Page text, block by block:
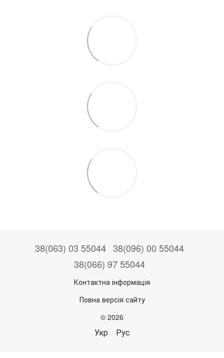
38(063) 03 55044 38(096) 00 55044
38(066) 97 55044
Контактна інформація
Повна версія сайту
© 2026
Укр Рус